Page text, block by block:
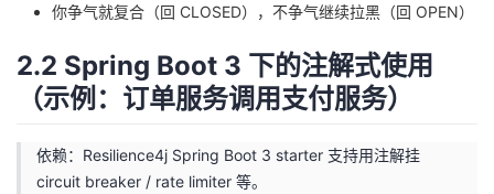
你争气就复合（回 CLOSED），不争气继续拉黑（回 OPEN）
2.2 Spring Boot 3 下的注解式使用
（示例：订单服务调用支付服务）
依赖：Resilience4j Spring Boot 3 starter 支持用注解挂
circuit breaker / rate limiter 等。